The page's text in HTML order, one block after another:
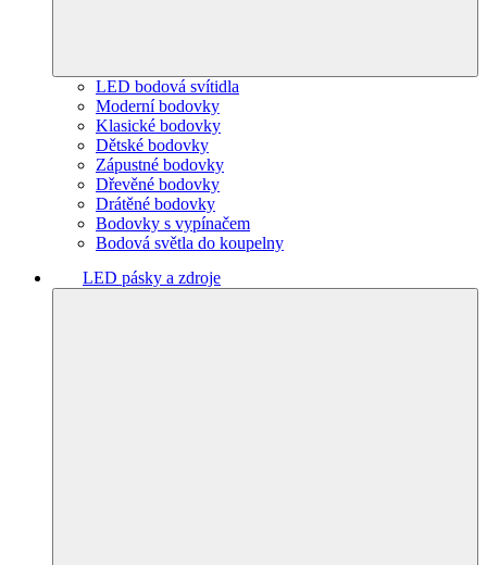
LED bodová svítidla
Moderní bodovky
Klasické bodovky
Dětské bodovky
Zápustné bodovky
Dřevěné bodovky
Drátěné bodovky
Bodovky s vypínačem
Bodová světla do koupelny
LED pásky a zdroje